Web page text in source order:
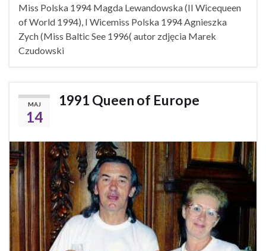
Miss Polska 1994 Magda Lewandowska (II Wicequeen
of World 1994), I Wicemiss Polska 1994 Agnieszka
Zych (Miss Baltic See 1996( autor zdjęcia Marek
Czudowski
MAJ
14
1991 Queen of Europe